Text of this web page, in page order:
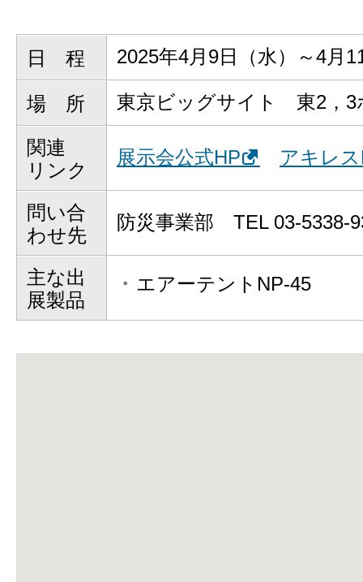
日 程 2025年4月9日（水）～4月
場 所 東京ビッグサイト 東2，3
関連
リンク
展示会公式HP アキレ
問い合
わせ先
防災事業部 TEL 03-5338-
主な出
展製品
エアーテントNP-45